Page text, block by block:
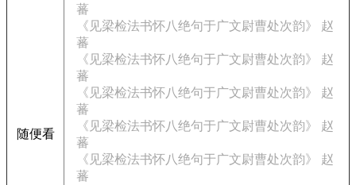
随便看
蕃
《见梁检法书怀八绝句于广文尉曹处次韵》 赵
蕃
《见梁检法书怀八绝句于广文尉曹处次韵》 赵
蕃
《见梁检法书怀八绝句于广文尉曹处次韵》 赵
蕃
《见梁检法书怀八绝句于广文尉曹处次韵》 赵
蕃
《见梁检法书怀八绝句于广文尉曹处次韵》 赵
蕃